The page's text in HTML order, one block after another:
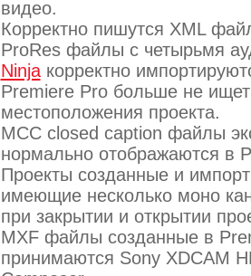
видео.
Корректно пишутся XML
ProRes файлы с четырьмя
Ninjaкорректно
Premiere Pro больше не
местоположения проекта.
MCC closed caption файлы
нормально отображаются в
Проекты созданные и
имеющие несколько моно
при закрытии и открытии
MXF файлы созданные в
принимаются Sony XDCAM